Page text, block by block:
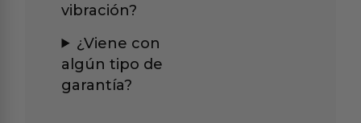
vibración?
¿Viene con
algún tipo de
garantía?